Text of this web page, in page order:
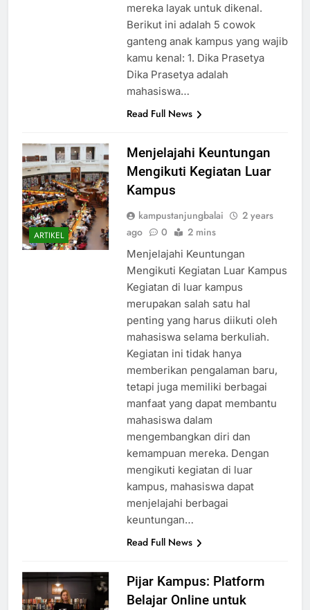
mereka layak untuk dikenal.
Berikut ini adalah 5 cowok
ganteng anak kampus yang wajib
kamu kenal: 1. Dika Prasetya
Dika Prasetya adalah
mahasiswa…
Read Full News
ARTIKEL
Menjelajahi Keuntungan
Mengikuti Kegiatan Luar
Kampus
kampustanjungbalai
2 years
ago
0 2 mins
Menjelajahi Keuntungan
Mengikuti Kegiatan Luar Kampus
Kegiatan di luar kampus
merupakan salah satu hal
penting yang harus diikuti oleh
mahasiswa selama berkuliah.
Kegiatan ini tidak hanya
memberikan pengalaman baru,
tetapi juga memiliki berbagai
manfaat yang dapat membantu
mahasiswa dalam
mengembangkan diri dan
kemampuan mereka. Dengan
mengikuti kegiatan di luar
kampus, mahasiswa dapat
menjelajahi berbagai
keuntungan…
Read Full News
Pijar Kampus: Platform
Belajar Online untuk